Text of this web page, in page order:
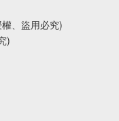
、盜用必究)
)